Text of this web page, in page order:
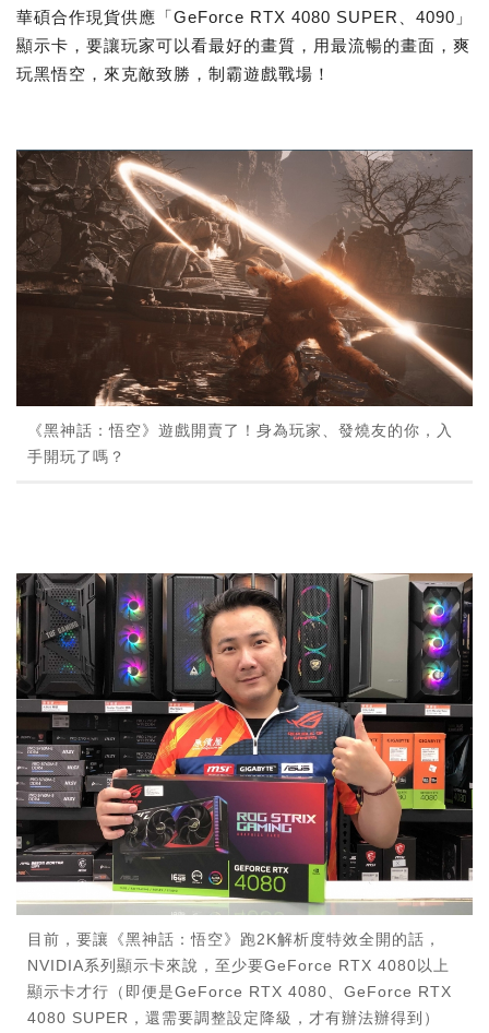
華碩合作現貨供應「GeForce RTX 4080 SUPER、4090」
顯示卡，要讓玩家可以看最好的畫質，用最流暢的畫面，爽
玩黑悟空，來克敵致勝，制霸遊戲戰場！
《黑神話：悟空》遊戲開賣了！身為玩家、發燒友的你，入
手開玩了嗎？
目前，要讓《黑神話：悟空》跑2K解析度特效全開的話，
NVIDIA系列顯示卡來說，至少要GeForce RTX 4080以上
顯示卡才行（即便是GeForce RTX 4080、GeForce RTX
4080 SUPER，還需要調整設定降級，才有辦法辦得到）